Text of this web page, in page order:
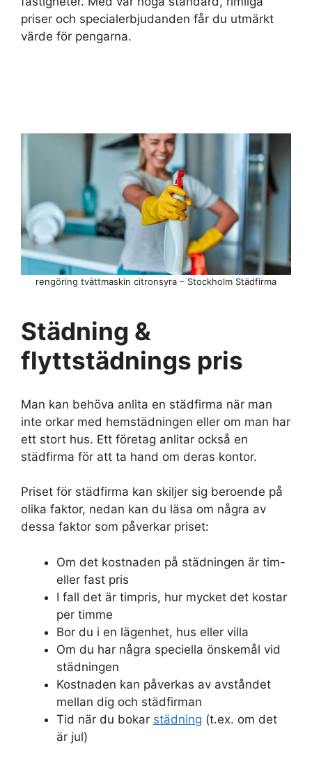
priser och specialerbjudanden får du utmärkt
värde för pengarna.
rengöring tvättmaskin citronsyra – Stockholm Städfirma
Städning &
flyttstädnings pris
Man kan behöva anlita en städfirma när man
inte orkar med hemstädningen eller om man har
ett stort hus. Ett företag anlitar också en
städfirma för att ta hand om deras kontor.
Priset för städfirma kan skiljer sig beroende på
olika faktor, nedan kan du läsa om några av
dessa faktor som påverkar priset:
Om det kostnaden på städningen är tim-
eller fast pris
I fall det är timpris, hur mycket det kostar
per timme
Bor du i en lägenhet, hus eller villa
Om du har några speciella önskemål vid
städningen
Kostnaden kan påverkas av avståndet
mellan dig och städfirman
Tid när du bokar städning (t.ex. om det
är jul)